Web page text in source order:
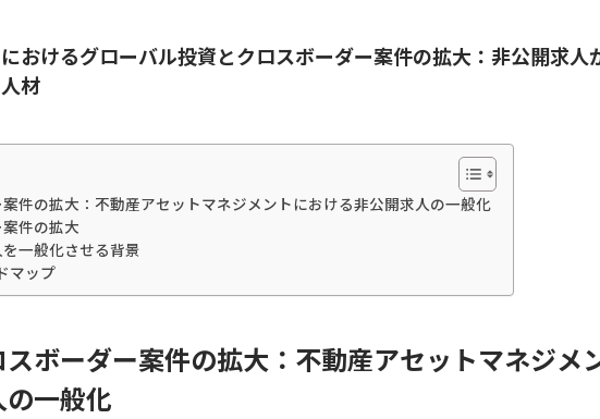
おけるグローバル投資とクロスボーダー案件の拡大：非公開求人
材
件の拡大：不動産アセットマネジメントにおける非公開求人の一般化
件の拡大
一般化させる背景
マップ
ボーダー案件の拡大：不動産アセットマネジメ
一般化